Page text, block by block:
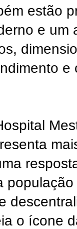
estão
e um
e
o ícone